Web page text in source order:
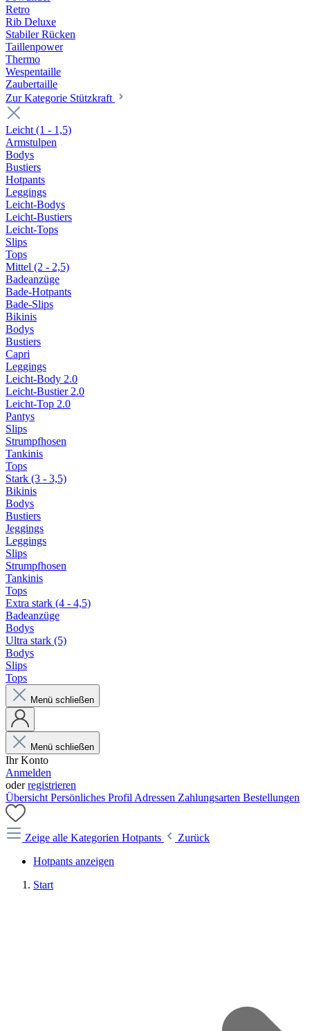
Retro
Rib Deluxe
Stabiler Rücken
Taillenpower
Thermo
Wespentaille
Zaubertaille
Zur Kategorie Stützkraft
Leicht (1 - 1,5)
Armstulpen
Bodys
Bustiers
Hotpants
Leggings
Leicht-Bodys
Leicht-Bustiers
Leicht-Tops
Slips
Tops
Mittel (2 - 2,5)
Badeanzüge
Bade-Hotpants
Bade-Slips
Bikinis
Bodys
Bustiers
Capri
Leggings
Leicht-Body 2.0
Leicht-Bustier 2.0
Leicht-Top 2.0
Pantys
Slips
Strumpfhosen
Tankinis
Tops
Stark (3 - 3,5)
Bikinis
Bodys
Bustiers
Jeggings
Leggings
Slips
Strumpfhosen
Tankinis
Tops
Extra stark (4 - 4,5)
Badeanzüge
Bodys
Ultra stark (5)
Bodys
Slips
Tops
Menü schließen
Menü schließen
Ihr Konto
Anmelden
oderregistrieren
Übersicht Persönliches Profil Adressen Zahlungsarten Bestellungen
Zeige alle Kategorien Hotpants
Zurück
Hotpants anzeigen
Start